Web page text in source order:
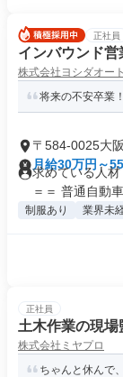
正社員
インバウンド営
株式会社ヨシダオー
将来の不安卒業
〒584-0025大
月給30万円～
求めている人
＝＝ 普通自動
制服あり 業界未
正社員
土木作業の現場
株式会社ミヤプロ
ちゃんと休んで